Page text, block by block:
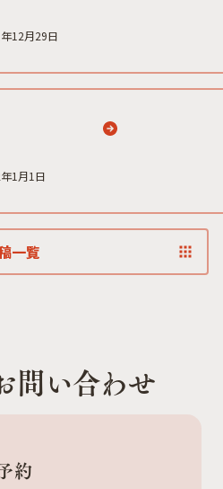
12月29日
1月1日
一覧
問い合わせ
約